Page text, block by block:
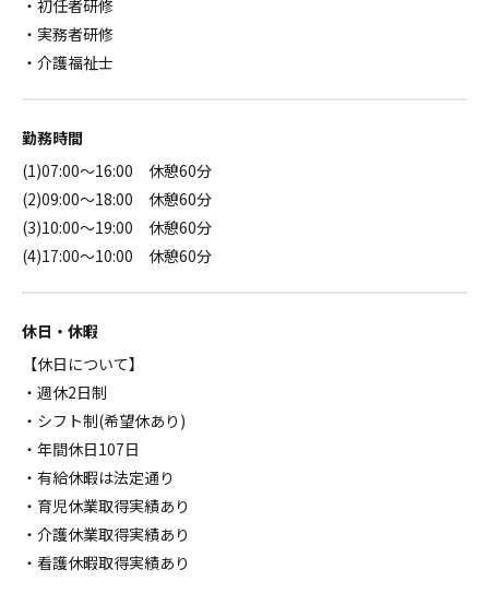
・初任者研修
・実務者研修
・介護福祉士
勤務時間
(1)07:00～16:00 休憩60分
(2)09:00～18:00 休憩60分
(3)10:00～19:00 休憩60分
(4)17:00～10:00 休憩60分
休日・休暇
【休日について】
・週休2日制
・シフト制(希望休あり)
・年間休日107日
・有給休暇は法定通り
・育児休業取得実績あり
・介護休業取得実績あり
・看護休暇取得実績あり